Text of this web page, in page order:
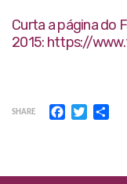
Curta a página do
2015: https://
SHARE Facebook
Twitter